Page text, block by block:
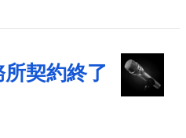
契約終了